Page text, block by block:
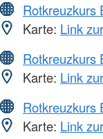
Rotkreuzkurs
Karte: Link
Rotkreuzkurs
Karte: Link
Rotkreuzkurs
Karte: Link